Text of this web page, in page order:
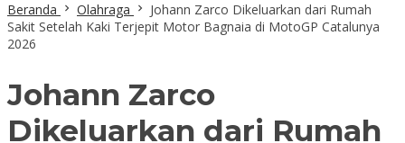
Beranda Olahraga
Johann Zarco Dikeluarkan dari Rumah
Sakit Setelah Kaki Terjepit Motor Bagnaia di MotoGP Catalunya
2026
Johann Zarco
Dikeluarkan dari Rumah